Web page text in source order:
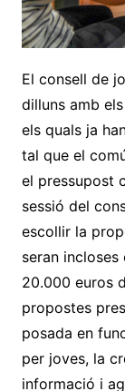
El consell de
dilluns amb
els quals ja
tal que el
el pressupost
sessió del
escollir la
seran
20.000 euros
propostes
posada en
per joves, la
informació i